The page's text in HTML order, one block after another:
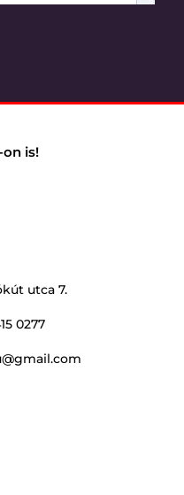
is!
utca 7.
0277